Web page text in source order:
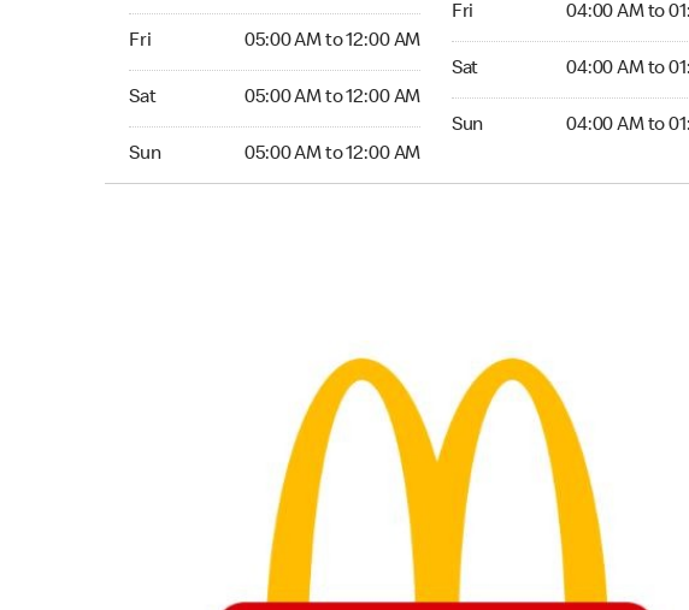
Fri 05:00 AM to 12:00 AM
Sat 05:00 AM to 12:00 AM
Sun 05:00 AM to 12:00 AM
Fri 04:00 AM to
Sat 04:00 AM to
Sun 04:00 AM to